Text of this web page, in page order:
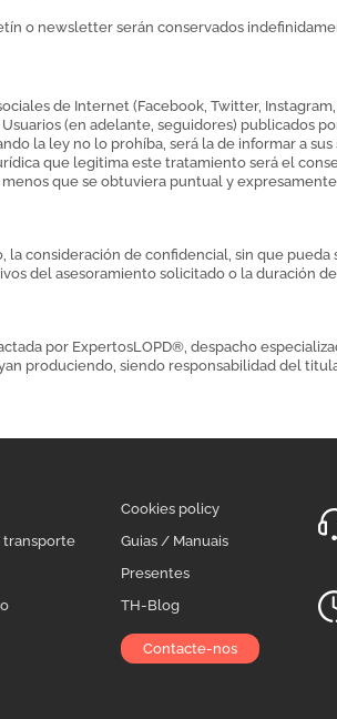
o newsletter serán conservados
de Internet (Facebook, Twitter,
(en adelante, seguidores) publicados
la ley no lo prohíba, será la de informar a
que legitima este tratamiento será el
menos que se obtuviera puntual y
consideración de confidencial, sin que
del asesoramiento solicitado o la duración
por ExpertosLOPD®, despacho
produciendo, siendo responsabilidad del
transporte
Cookies policy
Guias / Manuais
Presentes
TH-Blog
Contacte-nos